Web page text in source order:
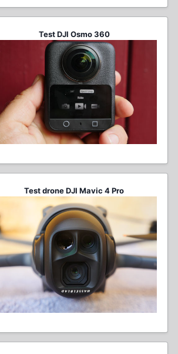
Test DJI Osmo 360
Test drone DJI Mavic 4 Pro